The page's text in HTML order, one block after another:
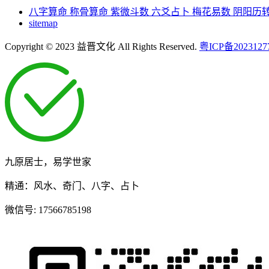
八字算命 称骨算命 紫微斗数 六爻占卜 梅花易数 阴阳历
sitemap
Copyright © 2023 益晋文化 All Rights Reserved. 粤ICP备
九原居士，易学世家
精通：风水、奇门、八字、占卜
微信号: 17566785198